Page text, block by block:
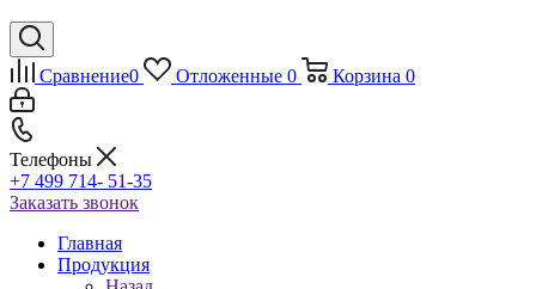
Сравнение0 Отложенные 0 Корзина 0
Телефоны
+7 499 714- 51-35
Заказать звонок
Главная
Продукция